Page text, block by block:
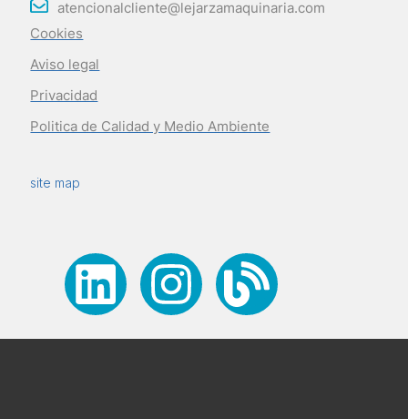
atencionalcliente@lejarzamaquinaria.com
Cookies
Aviso legal
Privacidad
Politica de Calidad y Medio Ambiente
site map